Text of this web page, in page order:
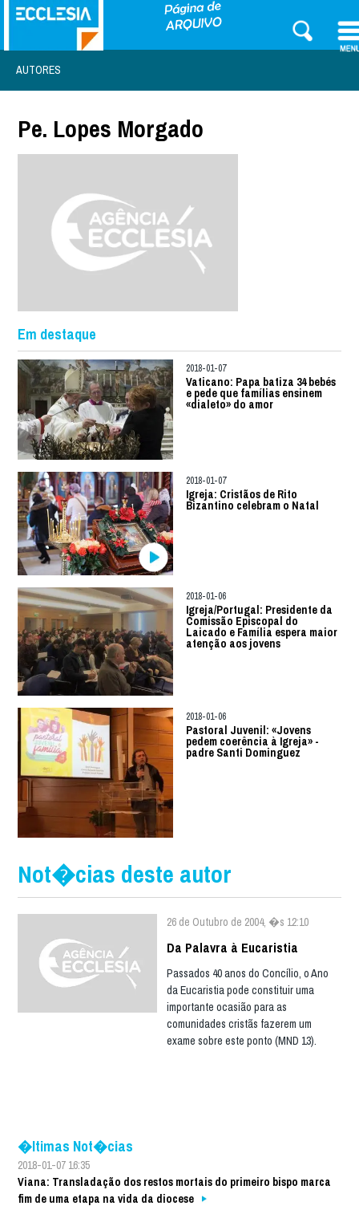
AUTORES
Pe. Lopes Morgado
Em destaque
2018-01-07
Vaticano: Papa batiza 34 bebés
e pede que famílias ensinem
«dialeto» do amor
2018-01-07
Igreja: Cristãos de Rito
Bizantino celebram o Natal
2018-01-06
Igreja/Portugal: Presidente da
Comissão Episcopal do
Laicado e Família espera maior
atenção aos jovens
2018-01-06
Pastoral Juvenil: «Jovens
pedem coerência à Igreja» -
padre Santi Dominguez
Not�cias deste autor
26 de Outubro de 2004, �s 12:10
Da Palavra à Eucaristia
Passados 40 anos do Concílio, o Ano
da Eucaristia pode constituir uma
importante ocasião para as
comunidades cristãs fazerem um
exame sobre este ponto (MND 13).
�ltimas Not�cias
2018-01-07 16:35
Viana: Transladação dos restos mortais do primeiro bispo marca
fim de uma etapa na vida da diocese